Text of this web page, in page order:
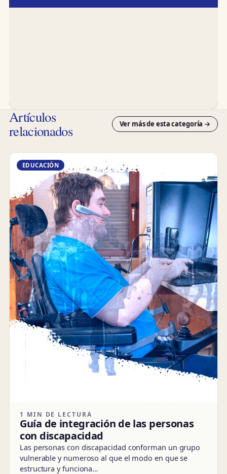
Artículos
relacionados Ver más de esta categoría →
EDUCACIÓN
1 MIN DE LECTURA
Guía de integración de las personas
con discapacidad
Las personas con discapacidad conforman un grupo
vulnerable y numeroso al que el modo en que se
estructura y funciona…